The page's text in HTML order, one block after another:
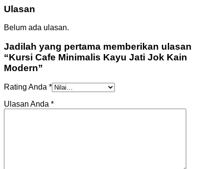
Ulasan
Belum ada ulasan.
Jadilah yang pertama memberikan ulasan
“Kursi Cafe Minimalis Kayu Jati Jok Kain
Modern”
Rating Anda *
Ulasan Anda *